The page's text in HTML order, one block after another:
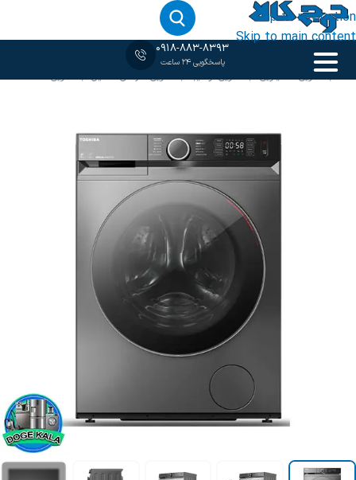
Skip to navigation
Skip to main content
0918-883-8393
پاسخگویی 24 ساعت
خانه‹لباسشویی 10 کیلویی /لباسشویی توشیبا/لباسشویی نقره ای/ماشین لباسشویی